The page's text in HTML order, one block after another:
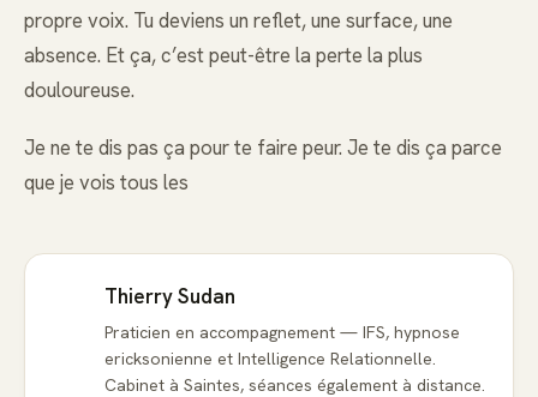
propre voix. Tu deviens un reflet, une surface, une
absence. Et ça, c’est peut-être la perte la plus
douloureuse.
Je ne te dis pas ça pour te faire peur. Je te dis ça parce
que je vois tous les
Thierry Sudan
Praticien en accompagnement — IFS, hypnose
ericksonienne et Intelligence Relationnelle.
Cabinet à Saintes, séances également à distance.